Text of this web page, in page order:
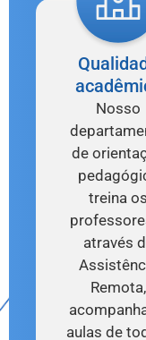
Nosso
de
treina os
através
Remota,
aulas de